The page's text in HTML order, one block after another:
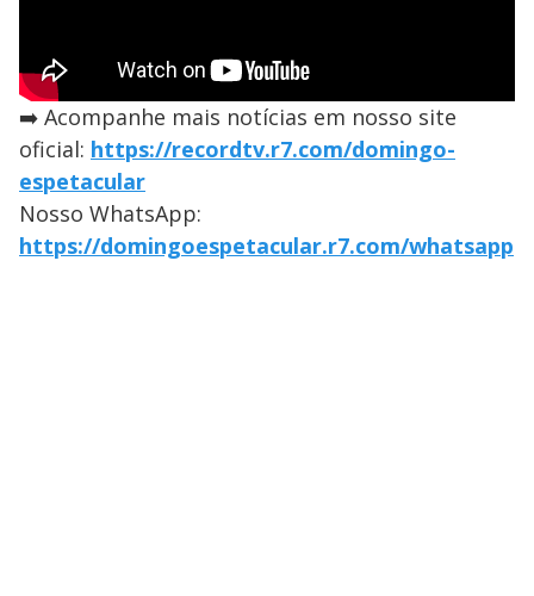
➡️ Acompanhe mais notícias em nosso site
oficial: https://recordtv.r7.com/domingo-
espetacular
Nosso WhatsApp:
https://domingoespetacular.r7.com/whatsapp